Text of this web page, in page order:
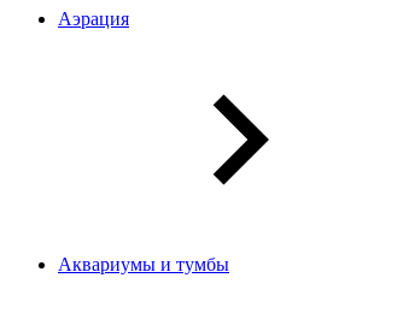
Аэрация
Аквариумы и тумбы